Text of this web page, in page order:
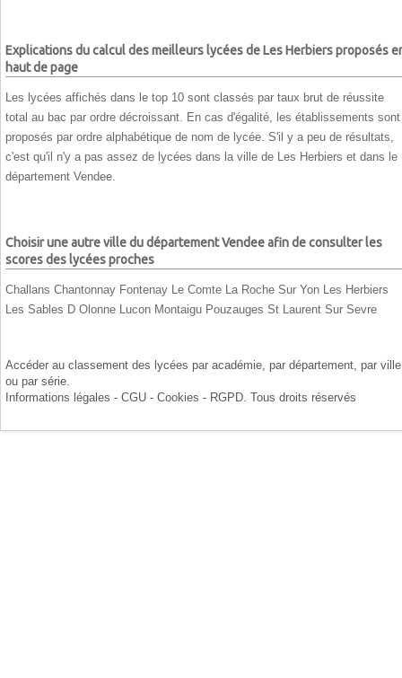
Explications du calcul des meilleurs lycées de Les Herbiers proposés
haut de page
Les lycées affichés dans le top 10 sont classés par taux brut de réussite
total au bac par ordre décroissant. En cas d'égalité, les établissements sont
proposés par ordre alphabétique de nom de lycée. S'il y a peu de résultats,
c'est qu'il n'y a pas assez de lycées dans la ville de Les Herbiers et dans le
département Vendee.
Choisir une autre ville du département Vendee afin de consulter les
scores des lycées proches
Challans Chantonnay Fontenay Le Comte La Roche Sur Yon
Les Herbiers
Les Sables D Olonne
Lucon Montaigu Pouzauges St Laurent Sur Sevre
Accéder au classement des lycées par académie , par département , par ville
ou par série
Informations légales - CGU - Cookies - RGPD . Tous droits réservés